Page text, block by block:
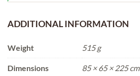
ADDITIONAL INFORMATION
Weight 515 g
Dimensions 85 × 65 × 225 cm